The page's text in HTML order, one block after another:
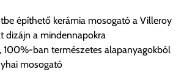
fel szállítási költséget, úgy válassza
kollégáink megvizsgálják a vásárolt
visszaigazolják a szállítás költségét.
építhető kerámia mosogató a Villeroy
dizájn a mindennapokra
100%-ban természetes alapanyagokból
mosogató